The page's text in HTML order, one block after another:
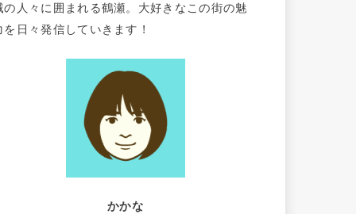
の人々に囲まれる鶴瀬。大好きなこの街の魅
を日々発信していきます！
かかな